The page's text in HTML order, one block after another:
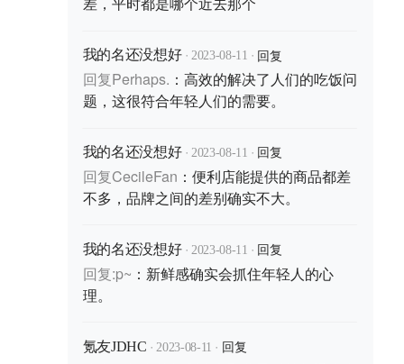
我的名还没想好 · 2023-08-11 · 回复
回复Perhaps. ： 高效的解决了人们的吃饭问
题，这很符合年轻人们的需要。
我的名还没想好 · 2023-08-11 · 回复
回复CecileFan ： 便利店能提供的商品都差
不多，品牌之间的差别确实不大。
我的名还没想好 · 2023-08-11 · 回复
回复:p~ ： 新鲜感确实会抓住年轻人的心
理。
氪友JDHC · 2023-08-11 · 回复